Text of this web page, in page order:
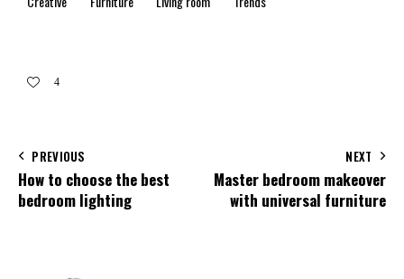
4
PREVIOUS
How to choose the best
bedroom lighting
NEXT
Master bedroom makeover
with universal furniture